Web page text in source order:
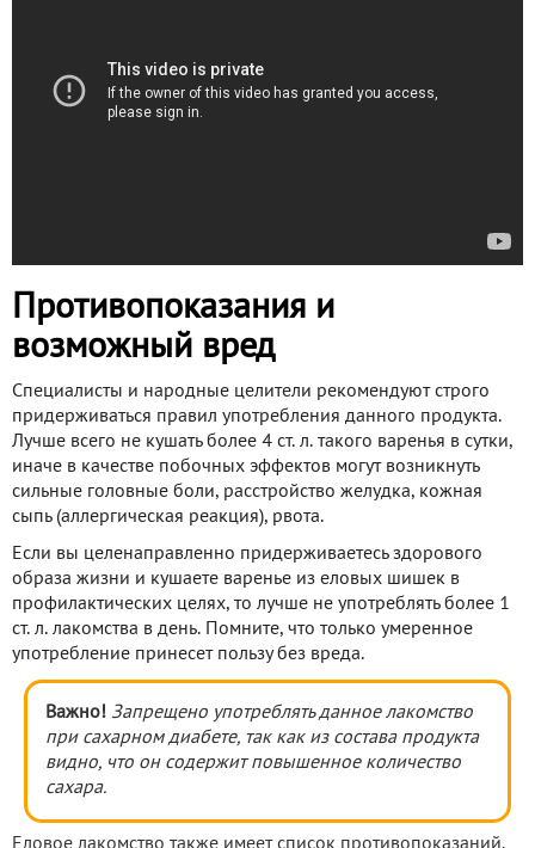
Противопоказания и
возможный вред
Специалисты и народные целители рекомендуют строго
придерживаться правил употребления данного продукта.
Лучше всего не кушать более 4 ст. л. такого варенья в сутки,
иначе в качестве побочных эффектов могут возникнуть
сильные головные боли, расстройство желудка, кожная
сыпь (аллергическая реакция), рвота.
Если вы целенаправленно придерживаетесь здорового
образа жизни и кушаете варенье из еловых шишек в
профилактических целях, то лучше не употреблять более 1
ст. л. лакомства в день. Помните, что только умеренное
употребление принесет пользу без вреда.
Важно! Запрещено употреблять данное лакомство
при сахарном диабете, так как из состава продукта
видно, что он содержит повышенное количество
сахара.
Еловое лакомство также имеет список противопоказаний.